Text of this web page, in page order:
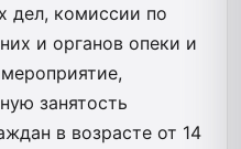
дел, комиссии по
и органов опеки и
занятость
в возрасте от 14